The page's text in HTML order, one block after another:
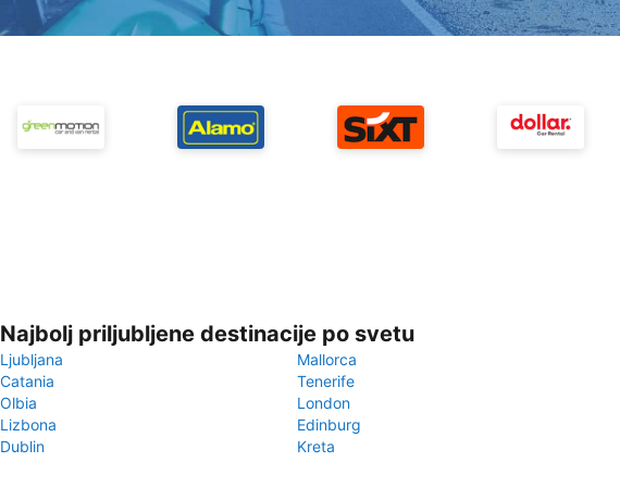
Najbolj priljubljene destinacije po svetu
Ljubljana
Mallorca
Catania
Tenerife
Olbia
London
Lizbona
Edinburg
Dublin
Kreta